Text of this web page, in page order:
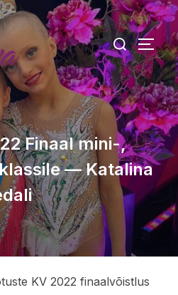
Search
for:
Finaal mini-,
— Katalina
KV 2022 finaalvõistlus